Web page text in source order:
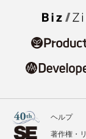
ヘルプ
著作権・